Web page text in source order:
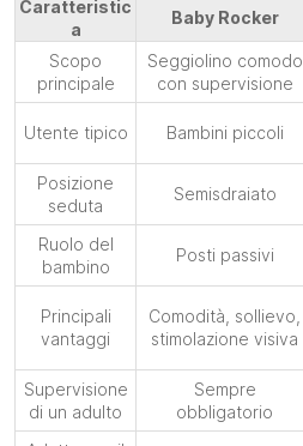
Caratteristic
a
Baby Rocker
Scopo
principale
Seggiolino comodo
con supervisione
Utente tipico Bambini piccoli
Posizione
seduta
Semisdraiato
Ruolo del
bambino
Posti passivi
Principali
vantaggi
Comodità, sollievo,
stimolazione visiva
Supervisione
di un adulto
Sempre
obbligatorio